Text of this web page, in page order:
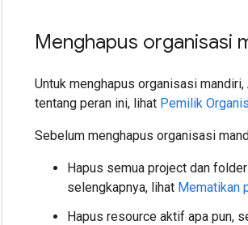
Menghapus organisasi
Untuk menghapus organisasi
tentang peran ini, lihat Pemilik
Sebelum menghapus organisasi
Hapus semua project dan
selengkapnya, lihat Mematikan
Hapus resource aktif apa pun,